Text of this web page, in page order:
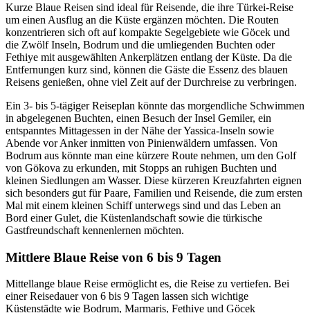
Kurze Blaue Reisen sind ideal für Reisende, die ihre Türkei-Reise
um einen Ausflug an die Küste ergänzen möchten. Die Routen
konzentrieren sich oft auf kompakte Segelgebiete wie Göcek und
die Zwölf Inseln, Bodrum und die umliegenden Buchten oder
Fethiye mit ausgewählten Ankerplätzen entlang der Küste. Da die
Entfernungen kurz sind, können die Gäste die Essenz des blauen
Reisens genießen, ohne viel Zeit auf der Durchreise zu verbringen.
Ein 3- bis 5-tägiger Reiseplan könnte das morgendliche Schwimmen
in abgelegenen Buchten, einen Besuch der Insel Gemiler, ein
entspanntes Mittagessen in der Nähe der Yassica-Inseln sowie
Abende vor Anker inmitten von Pinienwäldern umfassen. Von
Bodrum aus könnte man eine kürzere Route nehmen, um den Golf
von Gökova zu erkunden, mit Stopps an ruhigen Buchten und
kleinen Siedlungen am Wasser. Diese kürzeren Kreuzfahrten eignen
sich besonders gut für Paare, Familien und Reisende, die zum ersten
Mal mit einem kleinen Schiff unterwegs sind und das Leben an
Bord einer Gulet, die Küstenlandschaft sowie die türkische
Gastfreundschaft kennenlernen möchten.
Mittlere Blaue Reise von 6 bis 9 Tagen
Mittellange blaue Reise ermöglicht es, die Reise zu vertiefen. Bei
einer Reisedauer von 6 bis 9 Tagen lassen sich wichtige
Küstenstädte wie Bodrum, Marmaris, Fethiye und Göcek